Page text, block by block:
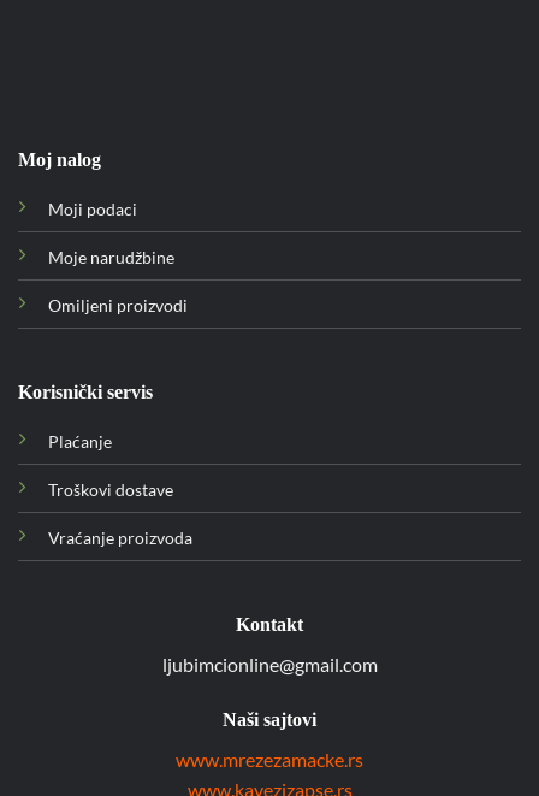
Moj nalog
Moji podaci
Moje narudžbine
Omiljeni proizvodi
Korisnički servis
Plaćanje
Troškovi dostave
Vraćanje proizvoda
Kontakt
ljubimcionline@gmail.com
Naši sajtovi
www.mrezezamacke.rs
www.kavezizapse.rs